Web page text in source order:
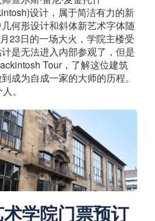
设计，属于简洁有力的新
何形设计和斜体新艺术字体随
23日的一场大火，学院主楼受
是无法进入内部参观了，但是
Tour，了解这位建筑
成为自成一家的大师的历程。
。
学院门票预订